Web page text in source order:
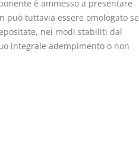
è ammesso a presentare
può tuttavia essere omologato se
nei modi stabiliti dal
integrale adempimento o non
I Singoli Contratti